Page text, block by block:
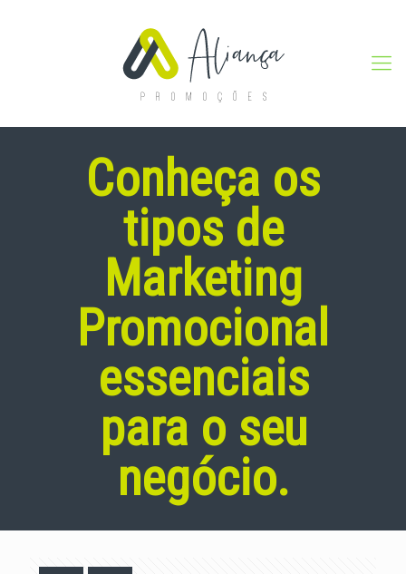
Conheça os
tipos de
Marketing
Promocional
essenciais
para o seu
negócio.